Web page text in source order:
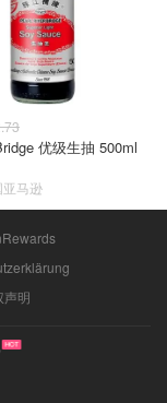
优级生抽 500ml
马逊
声明